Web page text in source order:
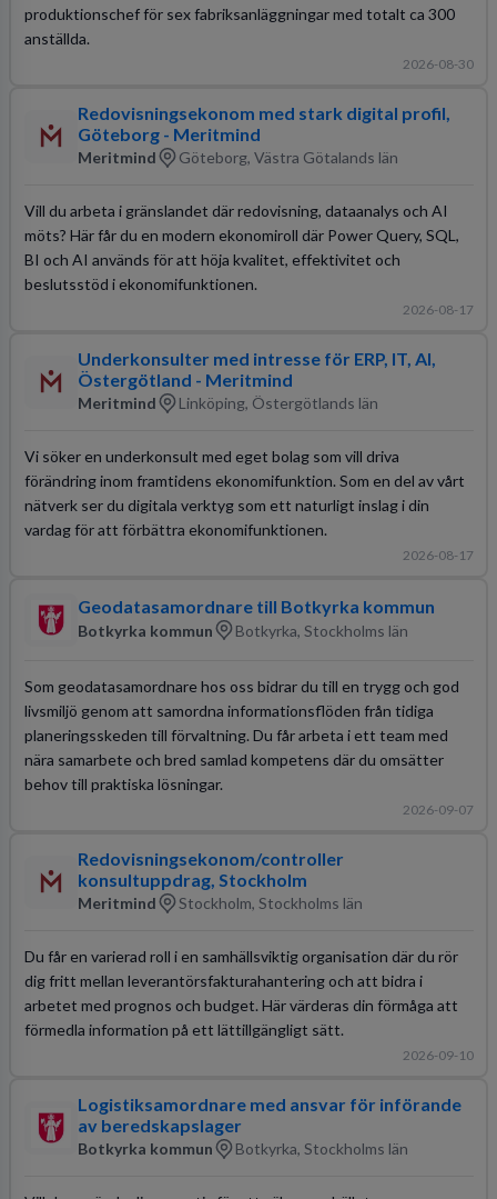
produktionschef för sex fabriksanläggningar med totalt ca 300
anställda.
2026-08-30
Redovisningsekonom med stark digital profil,
Göteborg - Meritmind
Meritmind Göteborg, Västra Götalands län
Vill du arbeta i gränslandet där redovisning, dataanalys och AI
möts? Här får du en modern ekonomiroll där Power Query, SQL,
BI och AI används för att höja kvalitet, effektivitet och
beslutsstöd i ekonomifunktionen.
2026-08-17
Underkonsulter med intresse för ERP, IT, AI,
Östergötland - Meritmind
Meritmind Linköping, Östergötlands län
Vi söker en underkonsult med eget bolag som vill driva
förändring inom framtidens ekonomifunktion. Som en del av vårt
nätverk ser du digitala verktyg som ett naturligt inslag i din
vardag för att förbättra ekonomifunktionen.
2026-08-17
Geodatasamordnare till Botkyrka kommun
Botkyrka kommun Botkyrka, Stockholms län
Som geodatasamordnare hos oss bidrar du till en trygg och god
livsmiljö genom att samordna informationsflöden från tidiga
planeringsskeden till förvaltning. Du får arbeta i ett team med
nära samarbete och bred samlad kompetens där du omsätter
behov till praktiska lösningar.
2026-09-07
Redovisningsekonom/controller
konsultuppdrag, Stockholm
Meritmind Stockholm, Stockholms län
Du får en varierad roll i en samhällsviktig organisation där du rör
dig fritt mellan leverantörsfakturahantering och att bidra i
arbetet med prognos och budget. Här värderas din förmåga att
förmedla information på ett lättillgängligt sätt.
2026-09-10
Logistiksamordnare med ansvar för införande
av beredskapslager
Botkyrka kommun Botkyrka, Stockholms län